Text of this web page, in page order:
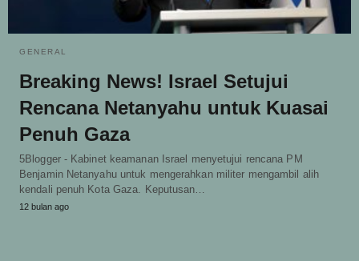
GENERAL
Breaking News! Israel Setujui
Rencana Netanyahu untuk Kuasai
Penuh Gaza
5Blogger - Kabinet keamanan Israel menyetujui rencana PM
Benjamin Netanyahu untuk mengerahkan militer mengambil alih
kendali penuh Kota Gaza. Keputusan…
12 bulan ago